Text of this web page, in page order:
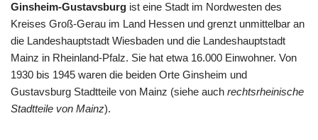
Ginsheim-Gustavsburg ist eine Stadt im Nordwesten des
Kreises Groß-Gerau im Land Hessen und grenzt unmittelbar an
die Landeshauptstadt Wiesbaden und die Landeshauptstadt
Mainz in Rheinland-Pfalz. Sie hat etwa 16.000 Einwohner. Von
1930 bis 1945 waren die beiden Orte Ginsheim und
Gustavsburg Stadtteile von Mainz (siehe auch rechtsrheinische
Stadtteile von Mainz).